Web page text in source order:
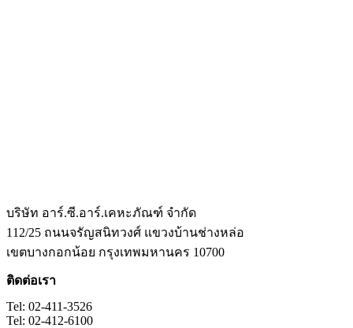
บริษัท อาร์.ซี.อาร์.เคหะภัณฑ์ จำกัด
112/25 ถนนจรัญสนิทวงศ์ แขวงบ้านช่างหล่อ
เขตบางกอกน้อย กรุงเทพมหานคร 10700
ติดต่อเรา
Tel: 02-411-3526
Tel: 02-412-6100